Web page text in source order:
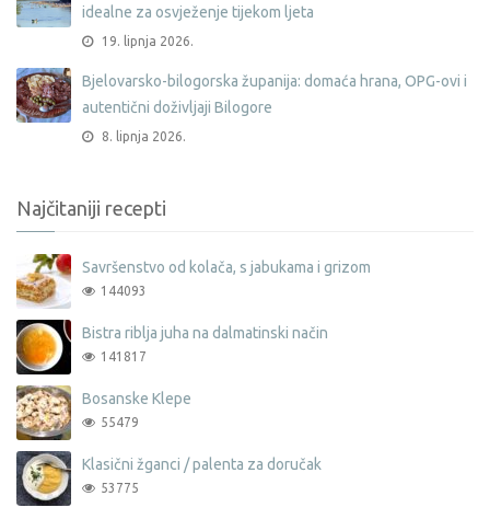
idealne za osvježenje tijekom ljeta
19. lipnja 2026.
Bjelovarsko-bilogorska županija: domaća hrana, OPG-ovi i
autentični doživljaji Bilogore
8. lipnja 2026.
Najčitaniji recepti
Savršenstvo od kolača, s jabukama i grizom
144093
Bistra riblja juha na dalmatinski način
141817
Bosanske Klepe
55479
Klasični žganci / palenta za doručak
53775